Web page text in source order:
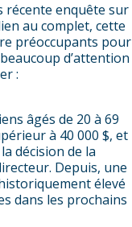
récente enquête sur
au complet, cette
préoccupants pour
d’attention
:
âgés de 20 à 69
à 40 000 $, et
décision de la
Depuis, une
élevé
dans les prochains